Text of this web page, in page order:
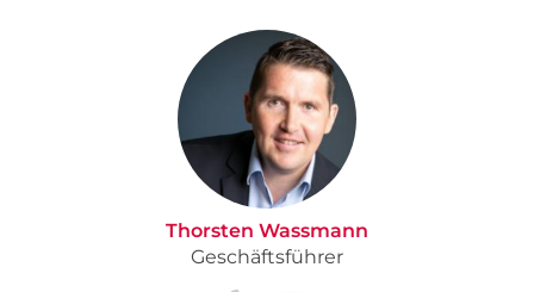
Thorsten Wassmann
Geschäftsführer